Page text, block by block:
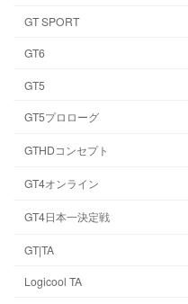
GT SPORT
GT6
GT5
GT5プロローグ
GTHDコンセプト
GT4オンライン
GT4日本一決定戦
GT|TA
Logicool TA